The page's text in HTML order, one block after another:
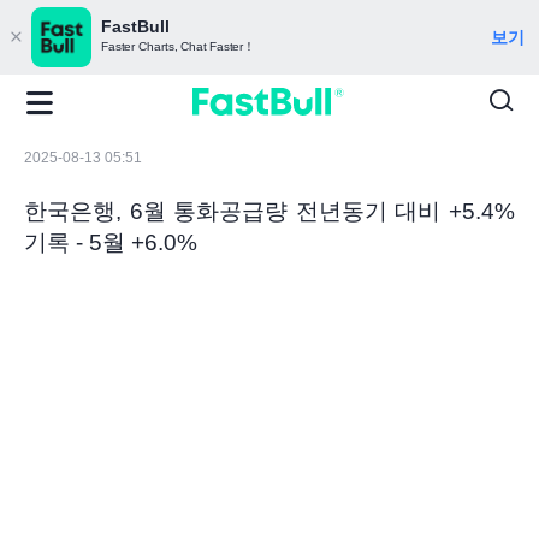
FastBull
Faster Charts, Chat Faster！ 보기
2025-08-13 05:51
한국은행, 6월 통화공급량 전년동기 대비 +5.4%
기록 - 5월 +6.0%